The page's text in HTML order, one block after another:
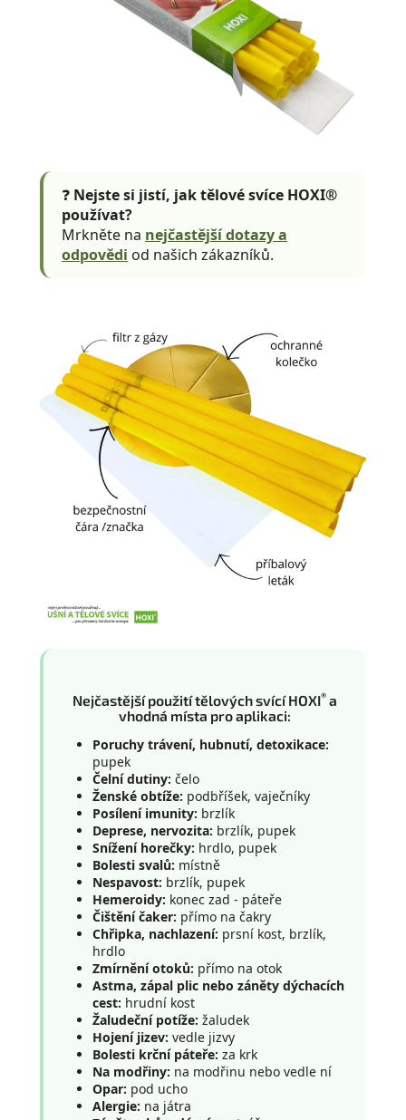
❓ Nejste si jistí, jak tělové svíce HOXI®
používat?
Mrkněte na nejčastější dotazy a
odpovědi od našich zákazníků.
Nejčastější použití tělových svící HOXI® a
vhodná místa pro aplikaci:
Poruchy trávení, hubnutí, detoxikace:
pupek
Čelní dutiny: čelo
Ženské obtíže: podbříšek, vaječníky
Posílení imunity: brzlík
Deprese, nervozita: brzlík, pupek
Snížení horečky: hrdlo, pupek
Bolesti svalů: místně
Nespavost: brzlík, pupek
Hemeroidy: konec zad - páteře
Čištění čaker: přímo na čakry
Chřipka, nachlazení: prsní kost, brzlík,
hrdlo
Zmírnění otoků: přímo na otok
Astma, zápal plic nebo záněty dýchacích
cest: hrudní kost
Žaludeční potíže: žaludek
Hojení jizev: vedle jizvy
Bolesti krční páteře: za krk
Na modřiny: na modřinu nebo vedle ní
Opar: pod ucho
Alergie: na játra